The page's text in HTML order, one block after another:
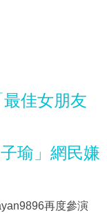
佳女朋友
瑜」網民嫌
再度參演